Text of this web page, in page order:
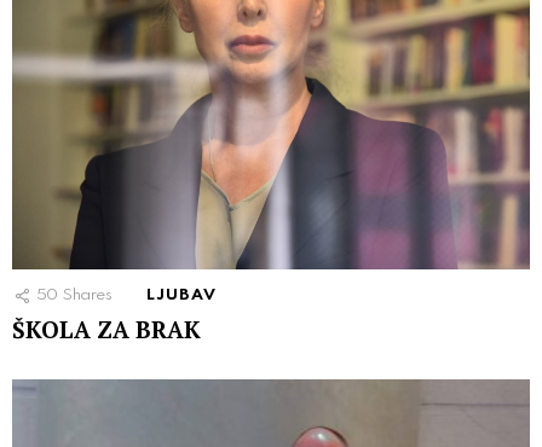
50 Shares LJUBAV
ŠKOLA ZA BRAK